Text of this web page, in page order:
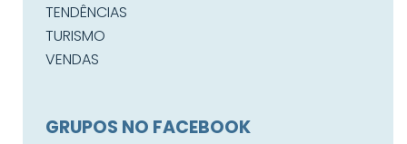
TENDÊNCIAS
TURISMO
VENDAS
GRUPOS NO FACEBOOK